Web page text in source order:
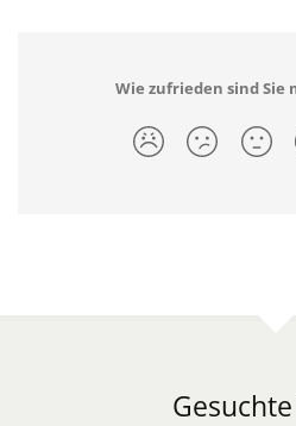
Wie zufrieden sind Sie
Gesuchte